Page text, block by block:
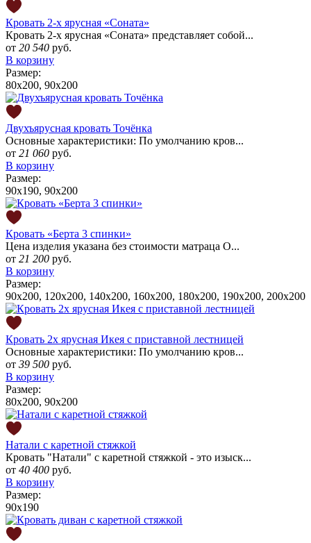
Кровать 2-x ярусная «Соната»
Кровать 2-х ярусная «Соната» представляет собой...
от 20 540 руб.
В корзину
Размер:
80x200, 90x200
Двухъярусная кровать Точёнка
Основные характеристики: По умолчанию кров...
от 21 060 руб.
В корзину
Размер:
90x190, 90x200
Кровать «Берта 3 спинки»
Цена изделия указана без стоимости матраца О...
от 21 200 руб.
В корзину
Размер:
90x200, 120x200, 140x200, 160x200, 180x200, 190х200, 200x200
Кровать 2х ярусная Икея с приставной лестницей
Основные характеристики: По умолчанию кров...
от 39 500 руб.
В корзину
Размер:
80x200, 90x200
Натали с каретной стяжкой
Кровать "Натали" с каретной стяжкой - это изыск...
от 40 400 руб.
В корзину
Размер:
90x190